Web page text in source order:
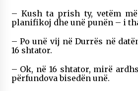
– Kush ta prish ty, vetëm
planifikoj dhe unë punën – i
– Po unë vij në Durrës në
16 shtator.
– Ok, në 16 shtator, mirë
përfundova bisedën unë.